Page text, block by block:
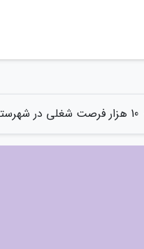
10 هزار فرصت شغلی در شهرستان خمین ایجاد می گردد